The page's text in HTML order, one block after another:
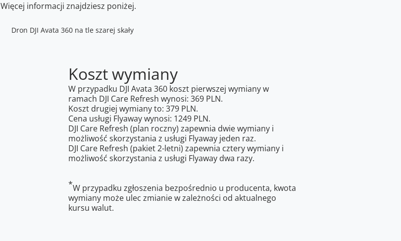
Więcej informacji znajdziesz poniżej.
Koszt wymiany
W przypadku DJI Avata 360 koszt pierwszej wymiany w
ramach DJI Care Refresh wynosi: 369 PLN.
Koszt drugiej wymiany to: 379 PLN.
Cena usługi Flyaway wynosi: 1249 PLN.
DJI Care Refresh (plan roczny) zapewnia dwie wymiany i
możliwość skorzystania z usługi Flyaway jeden raz.
DJI Care Refresh (pakiet 2-letni) zapewnia cztery wymiany i
możliwość skorzystania z usługi Flyaway dwa razy.
*W przypadku zgłoszenia bezpośrednio u producenta, kwota
wymiany może ulec zmianie w zależności od aktualnego
kursu walut.